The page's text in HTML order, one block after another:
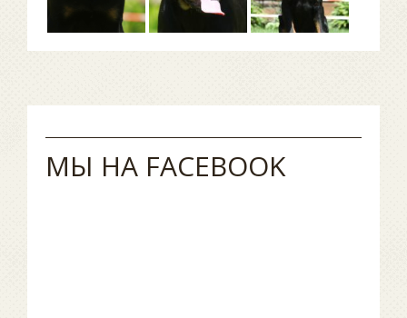
МЫ НА FACEBOOK